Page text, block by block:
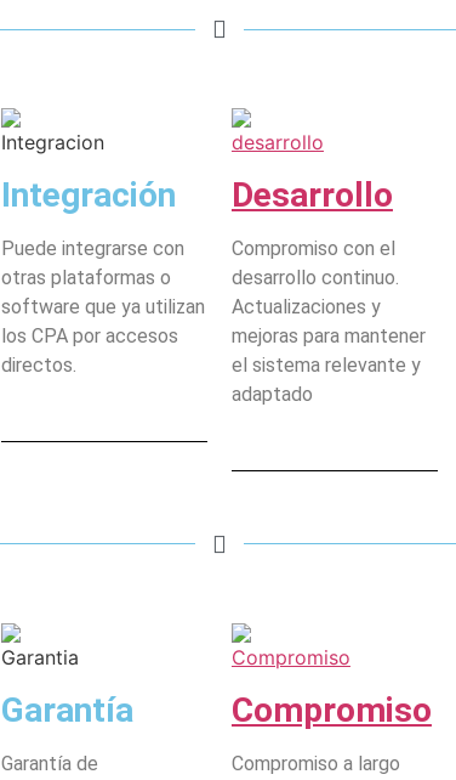
Integración
Puede integrarse con
otras plataformas o
software que ya utilizan
los CPA por accesos
directos.
Desarrollo
Compromiso con el
desarrollo continuo.
Actualizaciones y
mejoras para mantener
el sistema relevante y
adaptado
Garantía
Garantía de
Compromiso
Compromiso a largo